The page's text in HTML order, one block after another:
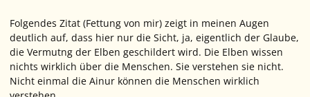
Folgendes Zitat (Fettung von mir) zeigt in meinen Augen
deutlich auf, dass hier nur die Sicht, ja, eigentlich der Glaube,
die Vermutng der Elben geschildert wird. Die Elben wissen
nichts wirklich über die Menschen. Sie verstehen sie nicht.
Nicht einmal die Ainur können die Menschen wirklich